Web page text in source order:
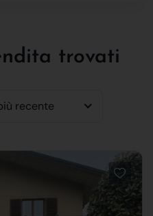
trovati
recente